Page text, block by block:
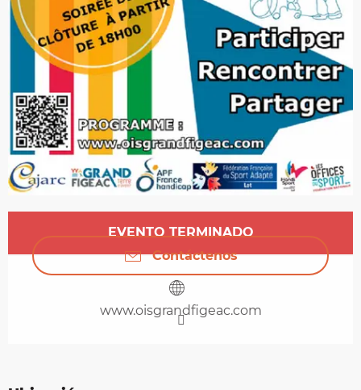
Horarios y datos de contacto
EVENTO TERMINADO
Contáctenos
www.oisgrandfigeac.com